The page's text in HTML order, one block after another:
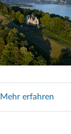
Mehr erfahren